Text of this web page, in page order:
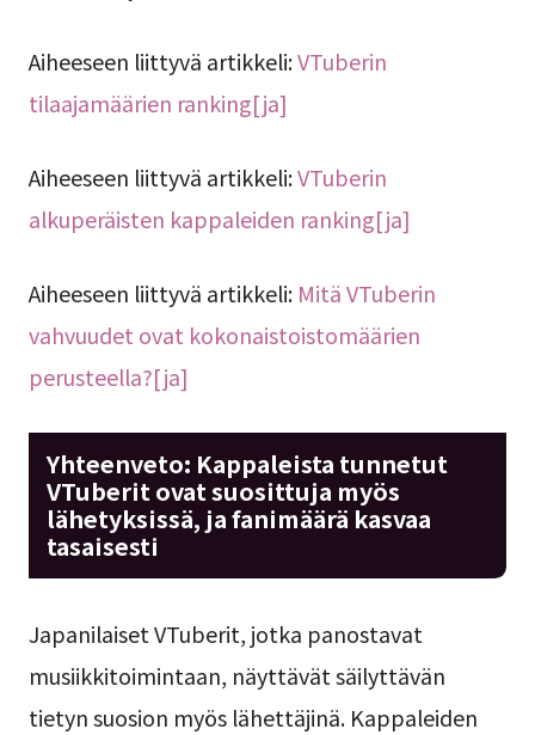
Aiheeseen liittyvä artikkeli:VTuberin
tilaajamäärien ranking[ja]
Aiheeseen liittyvä artikkeli:VTuberin
alkuperäisten kappaleiden ranking[ja]
Aiheeseen liittyvä artikkeli: Mitä VTuberin
vahvuudet ovat kokonaistoistomäärien
perusteella?[ja]
Yhteenveto: Kappaleista tunnetut
VTuberit ovat suosittuja myös
lähetyksissä, ja fanimäärä kasvaa
tasaisesti
Japanilaiset VTuberit, jotka panostavat
musiikkitoimintaan, näyttävät säilyttävän
tietyn suosion myös lähettäjinä. Kappaleiden